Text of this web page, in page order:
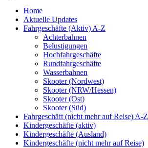
Home
Aktuelle Updates
Fahrgeschäfte (Aktiv) A-Z
Achterbahnen
Belustigungen
Hochfahrgeschäfte
Rundfahrgeschäfte
Wasserbahnen
Skooter (Nordwest)
Skooter (NRW/Hessen)
Skooter (Ost)
Skooter (Süd)
Fahrgeschäft (nicht mehr auf Reise) A-Z
Kindergeschäfte (aktiv)
Kindergeschäfte (Ausland)
Kindergeschäfte (nicht mehr auf Reise)